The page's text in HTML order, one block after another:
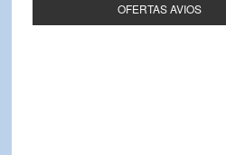
OFERTAS AVIOS